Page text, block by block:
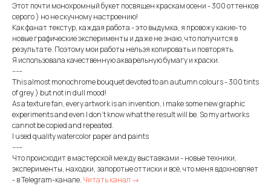
Этот почти монохромный букет посвящен краскам осени - 300 оттенков
серого ) но не скучному настроению!
Как фанат текстур, каждая работа - это выдумка, я провожу какие-то
новые графические эксперименты и даже не знаю, что получится в
результате. Поэтому мои работы нельзя копировать и повторять.
Я использовала качественную акварельную бумагу и краски.
-----
This almost monochrome bouquet devoted to an autumn colours - 300 tints
of grey ) but not in dull mood!
As a texture fan, every artwork is an invention, i make some new graphic
experiments and even I don't know what the result will be. So my artworks
cannot be copied and repeated.
I used quality watercolor paper and paints
-----
Что происходит в мастерской между выставками - новые техники,
эксперименты, находки, запоротые оттиски и всё, что меня вдохновляет
- в Telegram-канале. Читать канал →